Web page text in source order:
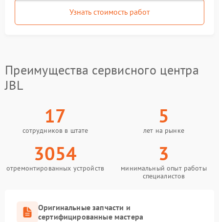
Узнать стоимость работ
Преимущества сервисного центра
JBL
17
сотрудников в штате
5
лет на рынке
3054
отремонтированных устройств
3
минимальный опыт работы
специалистов
Оригинальные запчасти и
сертифицированные мастера